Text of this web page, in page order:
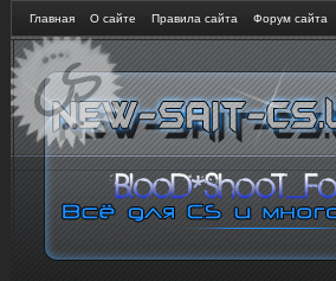
Главная О сайте Правила сайта Форум сайта